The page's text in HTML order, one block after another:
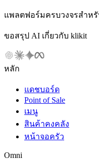
แพลตฟอร์มครบวงจรสำหรั
ขอสรุป AI เกี่ยวกับ klikit
หลัก
แดชบอร์ด
Point of Sale
เมนู
สินค้าคงคลัง
หน้าจอครัว
Omni